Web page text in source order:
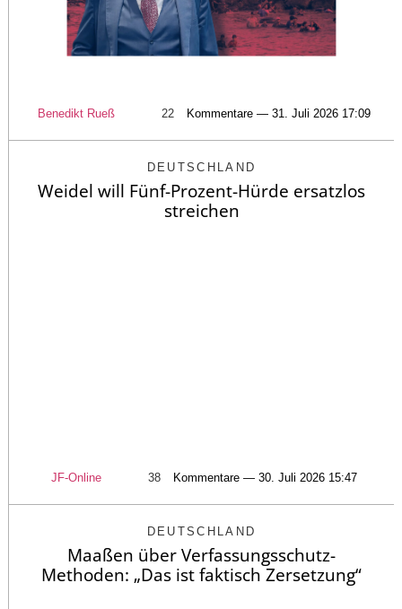
Benedikt Rueß 22 Kommentare — 31. Juli 2026 17:09
DEUTSCHLAND
Weidel will Fünf-Prozent-Hürde ersatzlos
streichen
JF-Online 38 Kommentare — 30. Juli 2026 15:47
DEUTSCHLAND
Maaßen über Verfassungsschutz-
Methoden: „Das ist faktisch Zersetzung“